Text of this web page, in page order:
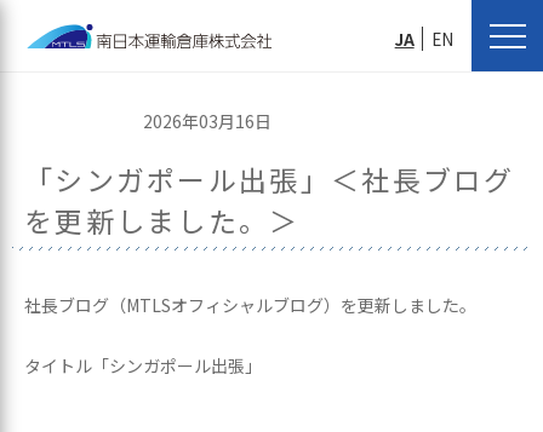
JA EN
2026年03月16日
「シンガポール出張」＜社長ブログ
を更新しました。＞
社長ブログ（MTLSオフィシャルブログ）を更新しました。
タイトル「シンガポール出張」